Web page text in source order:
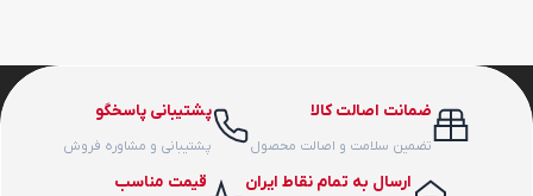
ضمانت اصالت کالا
تضمین سلامت و اصالت محصول
پشتیبانی پاسخگو
پشتیبانی و مشاوره فروش
ارسال به تمام نقاط ایران قیمت مناسب